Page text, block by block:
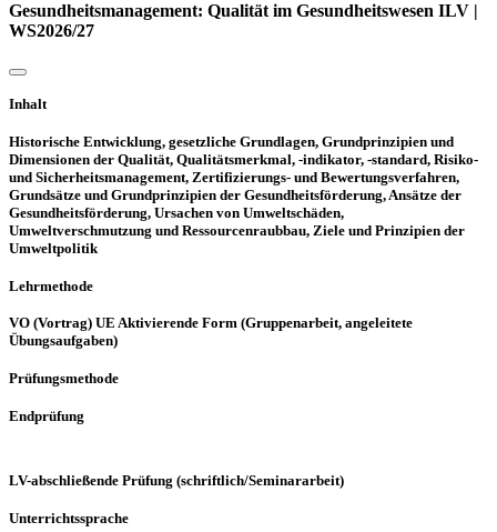
Gesundheitsmanagement: Qualität im Gesundheitswesen ILV |
WS2026/27
Inhalt
Historische Entwicklung, gesetzliche Grundlagen, Grundprinzipien und
Dimensionen der Qualität, Qualitätsmerkmal, -indikator, -standard, Risiko-
und Sicherheitsmanagement, Zertifizierungs- und Bewertungsverfahren,
Grundsätze und Grundprinzipien der Gesundheitsförderung, Ansätze der
Gesundheitsförderung, Ursachen von Umweltschäden,
Umweltverschmutzung und Ressourcenraubbau, Ziele und Prinzipien der
Umweltpolitik
Lehrmethode
VO (Vortrag) UE Aktivierende Form (Gruppenarbeit, angeleitete
Übungsaufgaben)
Prüfungsmethode
Endprüfung
LV-abschließende Prüfung (schriftlich/Seminararbeit)
Unterrichtssprache